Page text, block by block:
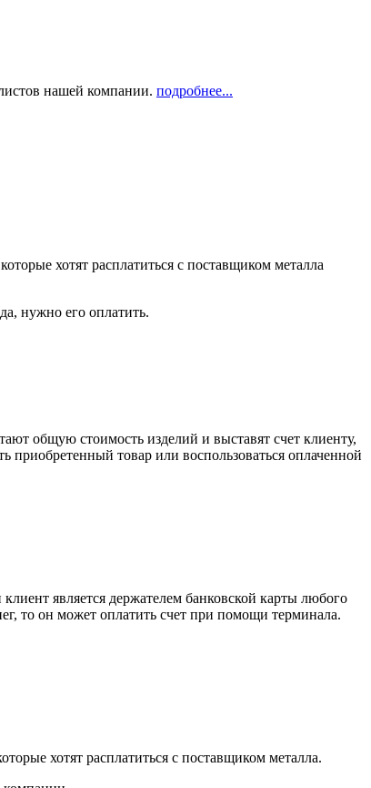
нашей компании. подробнее...
хотят расплатиться с поставщиком металла
нужно его оплатить.
общую стоимость изделий и выставят счет клиенту,
приобретенный товар или воспользоваться оплаченной
является держателем банковской карты любого
то он может оплатить счет при помощи терминала.
хотят расплатиться с поставщиком металла.